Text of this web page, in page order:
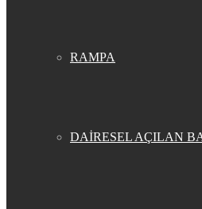
RAMPA
DAİRESEL AÇILAN